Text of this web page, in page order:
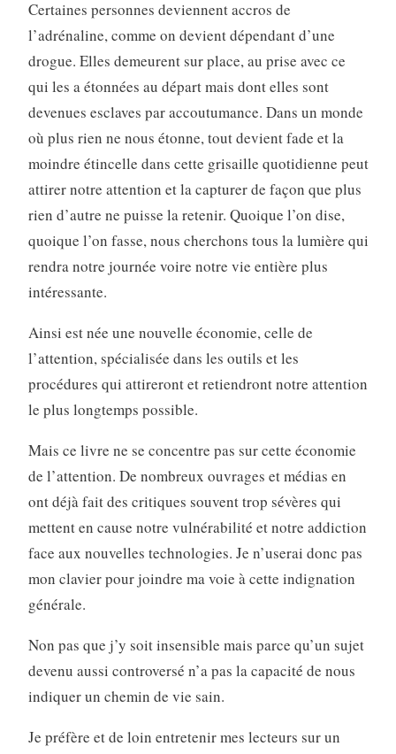
Certaines personnes deviennent accros de
l’adrénaline, comme on devient dépendant d’une
drogue. Elles demeurent sur place, au prise avec ce
qui les a étonnées au départ mais dont elles sont
devenues esclaves par accoutumance. Dans un monde
où plus rien ne nous étonne, tout devient fade et la
moindre étincelle dans cette grisaille quotidienne peut
attirer notre attention et la capturer de façon que plus
rien d’autre ne puisse la retenir. Quoique l’on dise,
quoique l’on fasse, nous cherchons tous la lumière qui
rendra notre journée voire notre vie entière plus
intéressante.
Ainsi est née une nouvelle économie, celle de
l’attention, spécialisée dans les outils et les
procédures qui attireront et retiendront notre attention
le plus longtemps possible.
Mais ce livre ne se concentre pas sur cette économie
de l’attention. De nombreux ouvrages et médias en
ont déjà fait des critiques souvent trop sévères qui
mettent en cause notre vulnérabilité et notre addiction
face aux nouvelles technologies. Je n’userai donc pas
mon clavier pour joindre ma voie à cette indignation
générale.
Non pas que j’y soit insensible mais parce qu’un sujet
devenu aussi controversé n’a pas la capacité de nous
indiquer un chemin de vie sain.
Je préfère et de loin entretenir mes lecteurs sur un